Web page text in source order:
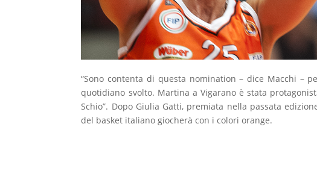
“Sono contenta di questa nomination – dice Macchi –
quotidiano svolto. Martina a Vigarano è stata
Schio”. Dopo Giulia Gatti, premiata nella passata
del basket italiano giocherà con i colori orange.